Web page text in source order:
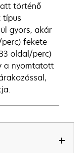
történő
típus
gyors, akár
fekete-
oldal/perc)
a nyomtatott